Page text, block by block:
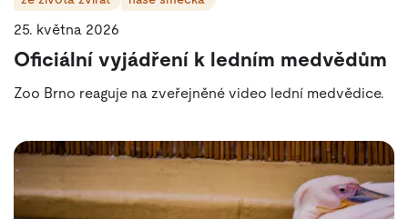
25. května 2026
Oficiální vyjádření k ledním medvědům
Zoo Brno reaguje na zveřejněné video lední medvědice.